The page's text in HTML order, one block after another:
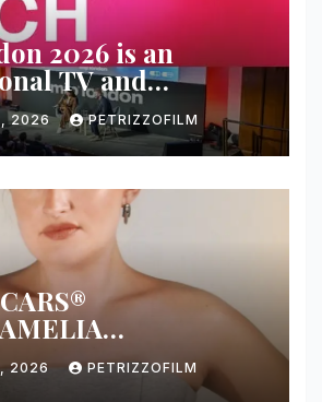
2026 is an
TV and
content market
2026 PETRIZZOFILM
RETURNS
YEAR
2026 PETRIZZOFILM